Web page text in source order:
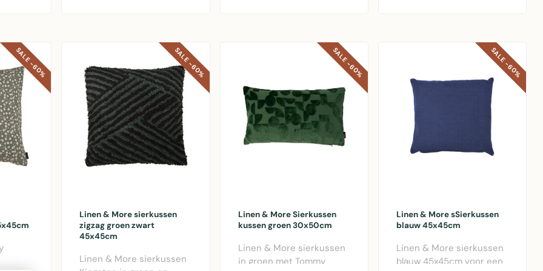
SALE -60% SALE -60%
Linen & More sierkussen
zigzag groen zwart
45x45cm
Linen & More sierkussen
SALE -60%
Linen & More Sierkussen
kussen groen 30x50cm
Linen & More sierkussen
in groen met Tommy
SALE -60%
Linen & More sSierkussen
blauw 45x45cm
Linen & More sierkussen
blauw 45x45cm voor een